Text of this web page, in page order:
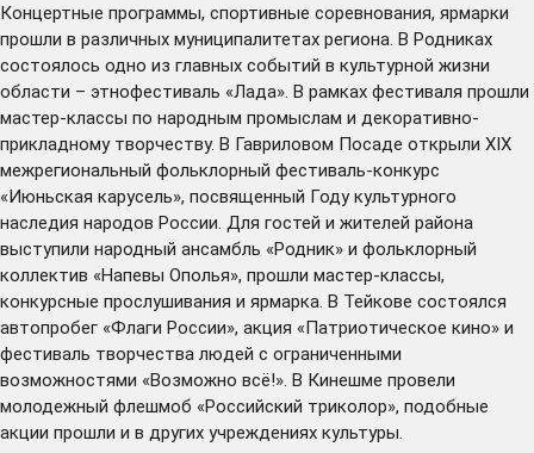
Концертные программы, спортивные соревнования, ярмарки
прошли в различных муниципалитетах региона. В Родниках
состоялось одно из главных событий в культурной жизни
области – этнофестиваль «Лада». В рамках фестиваля прошли
мастер-классы по народным промыслам и декоративно-
прикладному творчеству. В Гавриловом Посаде открыли XIX
межрегиональный фольклорный фестиваль-конкурс
«Июньская карусель», посвященный Году культурного
наследия народов России. Для гостей и жителей района
выступили народный ансамбль «Родник» и фольклорный
коллектив «Напевы Ополья», прошли мастер-классы,
конкурсные прослушивания и ярмарка. В Тейкове состоялся
автопробег «Флаги России», акция «Патриотическое кино» и
фестиваль творчества людей с ограниченными
возможностями «Возможно всё!». В Кинешме провели
молодежный флешмоб «Российский триколор», подобные
акции прошли и в других учреждениях культуры.